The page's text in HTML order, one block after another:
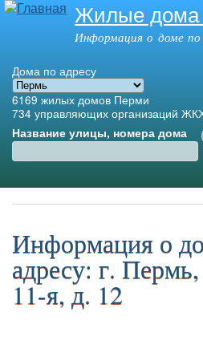
Перейти к
основному
Жилые
Информация о доме по
Дома по адресу
6169 жилых домов Перми
734 управляющих организаций
Название улицы, номера дома
Главное меню
Информация о
адресу: г.
11-я, д. 12